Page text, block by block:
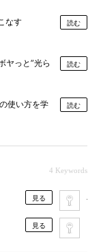
なす 読む
ヤっと”光ら
読む
使い方を学
読む
4 Keywords
見る
見る